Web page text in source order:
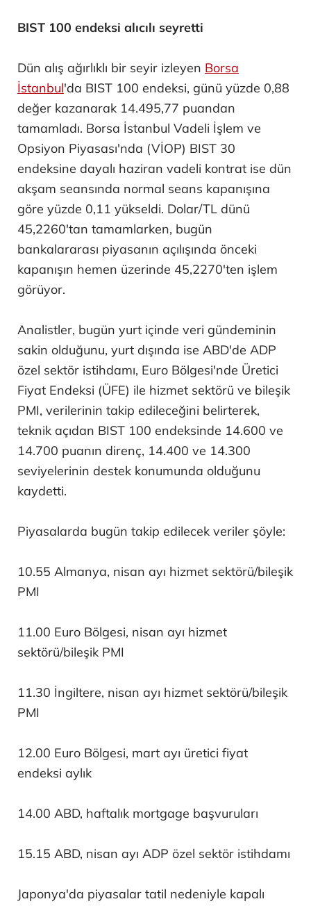
BIST 100 endeksi alıcılı seyretti
Dün alış ağırlıklı bir seyir izleyen Borsa
İstanbul'da BIST 100 endeksi, günü yüzde 0,88
değer kazanarak 14.495,77 puandan
tamamladı. Borsa İstanbul Vadeli İşlem ve
Opsiyon Piyasası'nda (VİOP) BIST 30
endeksine dayalı haziran vadeli kontrat ise dün
akşam seansında normal seans kapanışına
göre yüzde 0,11 yükseldi. Dolar/TL dünü
45,2260'tan tamamlarken, bugün
bankalararası piyasanın açılışında önceki
kapanışın hemen üzerinde 45,2270'ten işlem
görüyor.
Analistler, bugün yurt içinde veri gündeminin
sakin olduğunu, yurt dışında ise ABD'de ADP
özel sektör istihdamı, Euro Bölgesi'nde Üretici
Fiyat Endeksi (ÜFE) ile hizmet sektörü ve bileşik
PMI, verilerinin takip edileceğini belirterek,
teknik açıdan BIST 100 endeksinde 14.600 ve
14.700 puanın direnç, 14.400 ve 14.300
seviyelerinin destek konumunda olduğunu
kaydetti.
Piyasalarda bugün takip edilecek veriler şöyle:
10.55 Almanya, nisan ayı hizmet sektörü/bileşik
PMI
11.00 Euro Bölgesi, nisan ayı hizmet
sektörü/bileşik PMI
11.30 İngiltere, nisan ayı hizmet sektörü/bileşik
PMI
12.00 Euro Bölgesi, mart ayı üretici fiyat
endeksi aylık
14.00 ABD, haftalık mortgage başvuruları
15.15 ABD, nisan ayı ADP özel sektör istihdamı
Japonya'da piyasalar tatil nedeniyle kapalı